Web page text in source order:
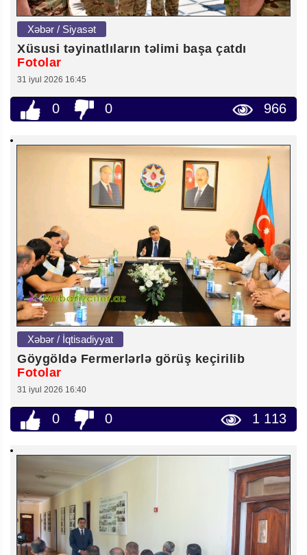
Xəbər / Siyasət
Xüsusi təyinatlıların təlimi başa çatdı
Fotolar
31 iyul 2026 16:45
0 0 966
Xəbər / İqtisadiyyat
Göygöldə Fermerlərlə görüş keçirilib
Fotolar
31 iyul 2026 16:40
0 0 1 113